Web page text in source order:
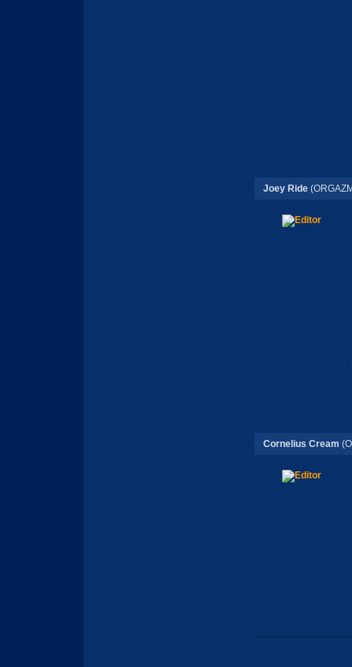
Joey Ride
Cornelius Cream